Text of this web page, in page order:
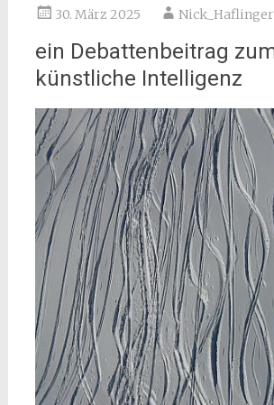
30. März 2025 Nick_Haflinger
ein Debattenbeitrag
künstliche Intelligenz